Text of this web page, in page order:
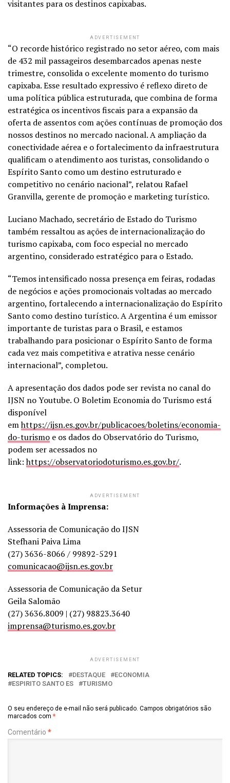
visitantes para os destinos capixabas.
ADVERTISEMENT
“O recorde histórico registrado no setor aéreo, com mais
de 432 mil passageiros desembarcados apenas neste
trimestre, consolida o excelente momento do turismo
capixaba. Esse resultado expressivo é reflexo direto de
uma política pública estruturada, que combina de forma
estratégica os incentivos fiscais para a expansão da
oferta de assentos com ações contínuas de promoção dos
nossos destinos no mercado nacional. A ampliação da
conectividade aérea e o fortalecimento da infraestrutura
qualificam o atendimento aos turistas, consolidando o
Espírito Santo como um destino estruturado e
competitivo no cenário nacional”, relatou Rafael
Granvilla, gerente de promoção e marketing turístico.
Luciano Machado, secretário de Estado do Turismo
também ressaltou as ações de internacionalização do
turismo capixaba, com foco especial no mercado
argentino, considerado estratégico para o Estado.
“Temos intensificado nossa presença em feiras, rodadas
de negócios e ações promocionais voltadas ao mercado
argentino, fortalecendo a internacionalização do Espírito
Santo como destino turístico. A Argentina é um emissor
importante de turistas para o Brasil, e estamos
trabalhando para posicionar o Espírito Santo de forma
cada vez mais competitiva e atrativa nesse cenário
internacional”, completou.
A apresentação dos dados pode ser revista no canal do
IJSN no Youtube. O Boletim Economia do Turismo está
disponível
emhttps://ijsn.es.gov.br/publicacoes/boletins/economia-
do-turismo e os dados do Observatório do Turismo,
podem ser acessados no
link:https://observatoriodoturismo.es.gov.br/.
ADVERTISEMENT
Informações à Imprensa:
Assessoria de Comunicação do IJSN
Stefhani Paiva Lima
(27) 3636-8066 / 99892-5291
comunicacao@ijsn.es.gov.br
Assessoria de Comunicação da Setur
Geila Salomão
(27) 3636.8009 | (27) 98823.3640
imprensa@turismo.es.gov.br
ADVERTISEMENT
RELATED TOPICS: DESTAQUE
ECONOMIA
ESPIRITO SANTO ES
TURISMO
O seu endereço de e-mail não será publicado. Campos obrigatórios são
marcados com *
Comentário *